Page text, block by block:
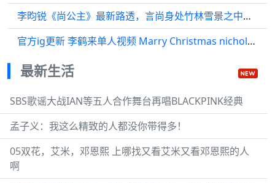
李昀锐《尚公主》最新路透，言尚身处竹林雪景之中，扑面而来的清冷感！
官方ig更新 李鹤来单人视频 Marry Christmas nicholas ｜李鹤来
最新生活
SBS歌谣大战IAN等五人合作舞台再唱BLACKPINK经典
孟子义：我这么精致的人都没你带得多！
05双花，艾米，邓恩熙 上哪找又看艾米又看邓恩熙的人
啊